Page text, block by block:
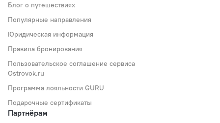
Блог о путешествиях
Популярные направления
Юридическая информация
Правила бронирования
Пользовательское соглашение сервиса
Ostrovok.ru
Программа лояльности GURU
Подарочные сертификаты
Партнёрам